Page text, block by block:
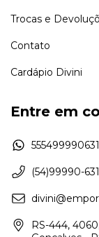
Trocas e
Contato
Cardápio Divini
Entre em
(54)99990-
RS-444,